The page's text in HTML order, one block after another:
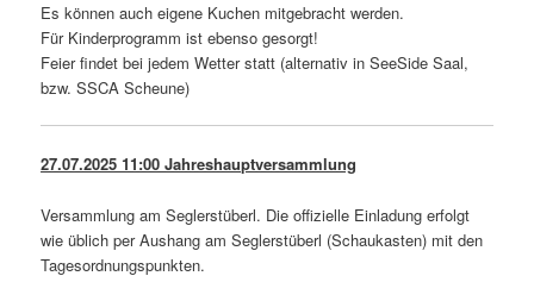
Es können auch eigene Kuchen mitgebracht werden.
Für Kinderprogramm ist ebenso gesorgt!
Feier findet bei jedem Wetter statt (alternativ in SeeSide Saal,
bzw. SSCA Scheune)
27.07.2025 11:00 Jahreshauptversammlung
Versammlung am Seglerstüberl. Die offizielle Einladung erfolgt
wie üblich per Aushang am Seglerstüberl (Schaukasten) mit den
Tagesordnungspunkten.